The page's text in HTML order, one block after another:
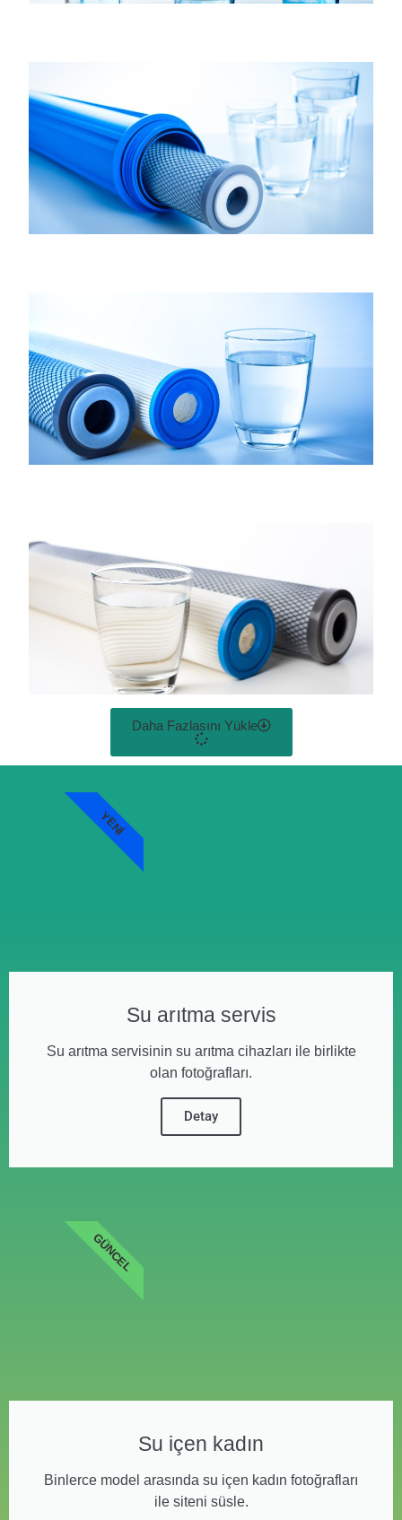
Daha Fazlasını Yükle
Su arıtma servis
Su arıtma servisinin su arıtma cihazları ile birlikte
olan fotoğrafları.
Detay
YENI
Su içen kadın
Binlerce model arasında su içen kadın fotoğrafları
ile siteni süsle.
GÜNCEL